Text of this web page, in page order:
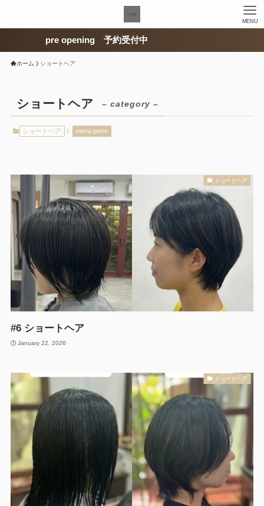
MENU
pre opening 予約受付中
ホーム ショートヘア
ショートヘア – category –
ショートヘア mena perm
ショートヘア
#6 ショートヘア
January 22, 2026
ショートヘア